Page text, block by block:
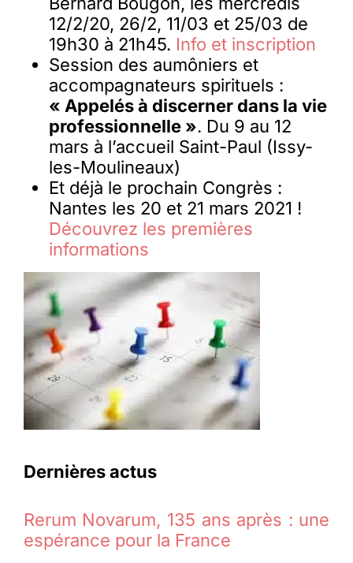
12/2/20, 26/2, 11/03 et 25/03 de
19h30 à 21h45. Info et inscription
Session des aumôniers et
accompagnateurs spirituels :
« Appelés à discerner dans la vie
professionnelle ». Du 9 au 12
mars à l’accueil Saint-Paul (Issy-
les-Moulineaux)
Et déjà le prochain Congrès :
Nantes les 20 et 21 mars 2021 !
Découvrez les premières
informations
Dernières actus
Rerum Novarum, 135 ans après : une
espérance pour la France